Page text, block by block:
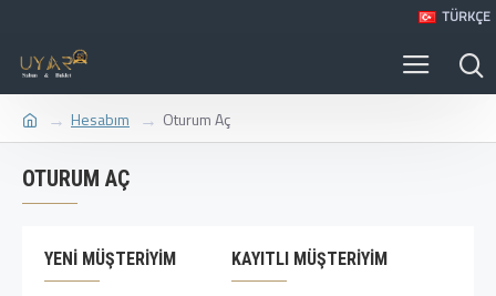
TÜRKÇE
Hesabım Oturum Aç
OTURUM AÇ
YENI MÜŞTERIYIM KAYITLI MÜŞTERIYIM